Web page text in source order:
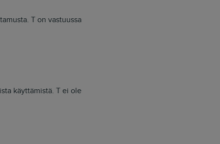
T on vastuussa
käyttämistä. T ei ole